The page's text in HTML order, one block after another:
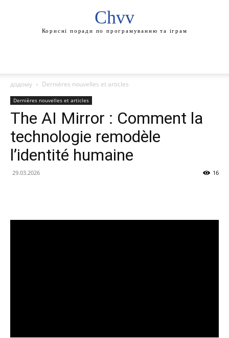
Chvv
Корисні поради по програмуванню та іграм
додому Dernières nouvelles et articles
Dernières nouvelles et articles
The AI Mirror : Comment la
technologie remodèle
l’identité humaine
29.03.2026 16